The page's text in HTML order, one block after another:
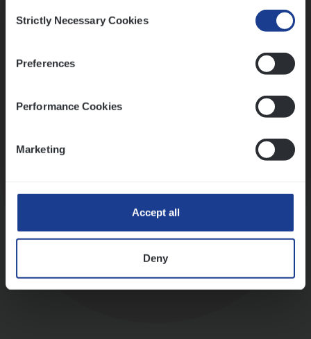
Selection
Strictly Necessary Cookies
Preferences
Performance Cookies
Marketing
Accept all
Deny